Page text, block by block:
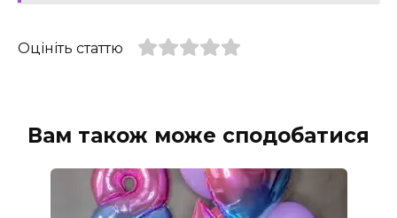
Оцініть статтю
Вам також може сподобатися